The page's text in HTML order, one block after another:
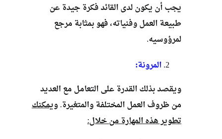
يجب أن يكون لدى القائد فكرة جيدة عن
طبيعة العمل وفنياته، فهو بمثابة مرجع
لمرؤوسيه.
المرونة:
ويقصد بذلك القدرة على التعامل مع العديد
من ظروف العمل المختلفة والمتغيرة.ويمكنك
تطوير هذه المهارة من خلال: